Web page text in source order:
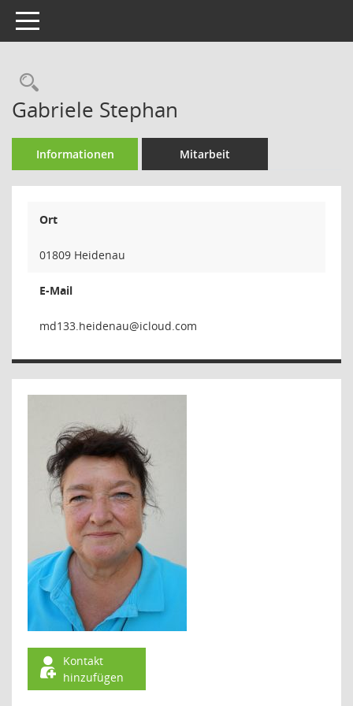
Toggle navigation
Rechercheauswahl
Gabriele Stephan
Informationen Mitarbeit
Ort
01809 Heidenau
E-Mail
uanedie
Kontakt
hinzufügen